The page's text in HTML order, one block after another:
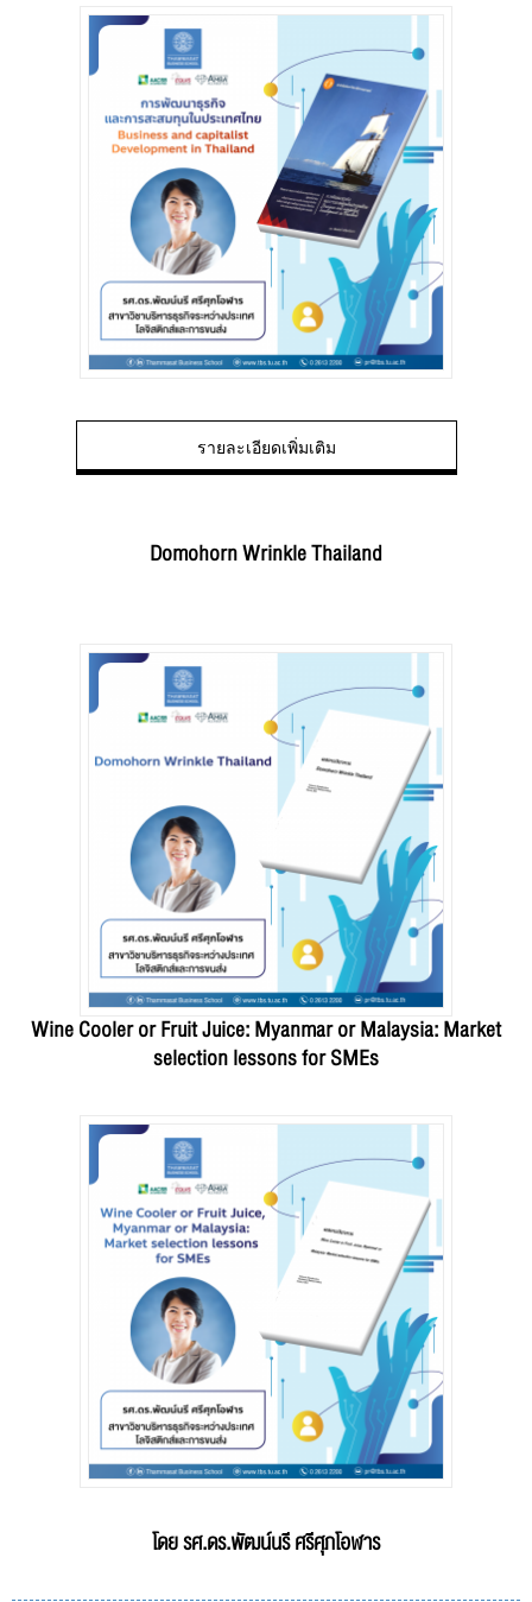
รายละเอียดเพิ่มเติม
Domohorn Wrinkle Thailand
Wine Cooler or Fruit Juice: Myanmar or Malaysia: Market
selection lessons for SMEs
โดย รศ.ดร.พัฒน์นรี ศรีศุภโอฬาร